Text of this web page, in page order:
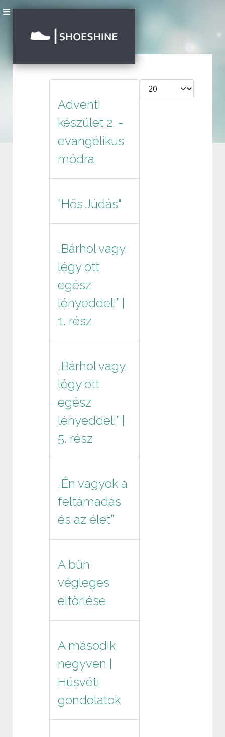
Tételek #
Adventi
készület 2. -
evangélikus
módra
"Hős Júdás"
„Bárhol vagy,
légy ott
egész
lényeddel!” |
1. rész
„Bárhol vagy,
légy ott
egész
lényeddel!” |
5. rész
„Én vagyok a
feltámadás
és az élet”
A bűn
végleges
eltörlése
A második
negyven |
Húsvéti
gondolatok